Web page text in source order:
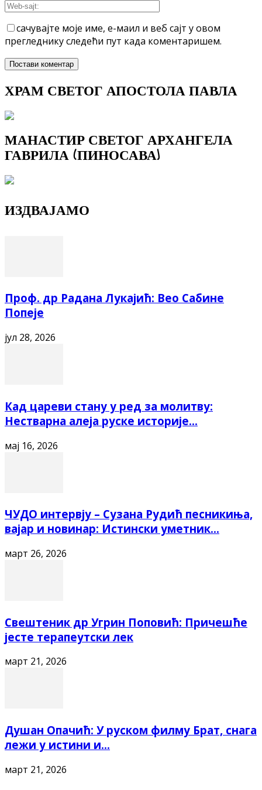
сачувајте моје име, е-маил и веб сајт у овом
прегледнику следећи пут када коментаришем.
ХРАМ СВЕТОГ АПОСТОЛА ПАВЛА
МАНАСТИР СВЕТОГ АРХАНГЕЛА
ГАВРИЛА (ПИНОСАВА)
ИЗДВАЈАМО
Проф. др Радана Лукајић: Вео Сабине
Попеје
јул 28, 2026
Кад цареви стану у ред за молитву:
Нестварна алеја руске историје...
мај 16, 2026
ЧУДО интервју – Сузана Рудић песникиња,
вајар и новинар: Истински уметник...
март 26, 2026
Свештеник др Угрин Поповић: Причешће
јесте терапеутски лек
март 21, 2026
Душан Опачић: У руском филму Брат, снага
лежи у истини и...
март 21, 2026